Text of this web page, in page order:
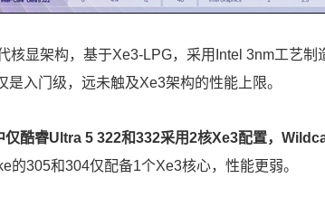
核显架构，基于Xe3-LPG，采用Intel 3nm工艺
是入门级，远未触及Xe3架构的性能上限。
酷睿Ultra 5 322和332采用2核Xe3配置，
的305和304仅配备1个Xe3核心，性能更弱。